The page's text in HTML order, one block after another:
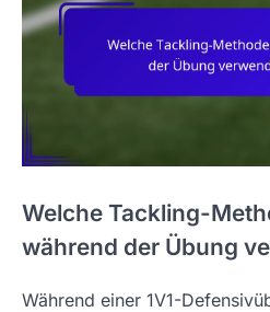
Welche Tackling-
während der Übung
Während einer 1V1-